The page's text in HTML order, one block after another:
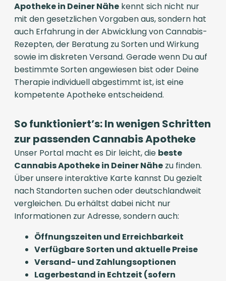
Apotheke in Deiner Nähe kennt sich nicht nur
mit den gesetzlichen Vorgaben aus, sondern hat
auch Erfahrung in der Abwicklung von Cannabis-
Rezepten, der Beratung zu Sorten und Wirkung
sowie im diskreten Versand. Gerade wenn Du auf
bestimmte Sorten angewiesen bist oder Deine
Therapie individuell abgestimmt ist, ist eine
kompetente Apotheke entscheidend.
So funktioniert’s: In wenigen Schritten
zur passenden Cannabis Apotheke
Unser Portal macht es Dir leicht, die beste
Cannabis Apotheke in Deiner Nähe zu finden.
Über unsere interaktive Karte kannst Du gezielt
nach Standorten suchen oder deutschlandweit
vergleichen. Du erhältst dabei nicht nur
Informationen zur Adresse, sondern auch:
Öffnungszeiten und Erreichbarkeit
Verfügbare Sorten und aktuelle Preise
Versand- und Zahlungsoptionen
Lagerbestand in Echtzeit (sofern